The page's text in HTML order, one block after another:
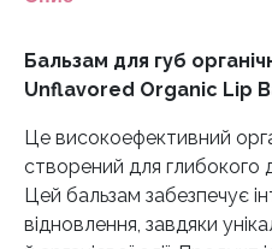
запаху"
кількість
Бальзам для губ
Unflavored Organic Lip
Це високоефективний
створений для глибокого
Цей бальзам забезпечує
відновлення, завдяки